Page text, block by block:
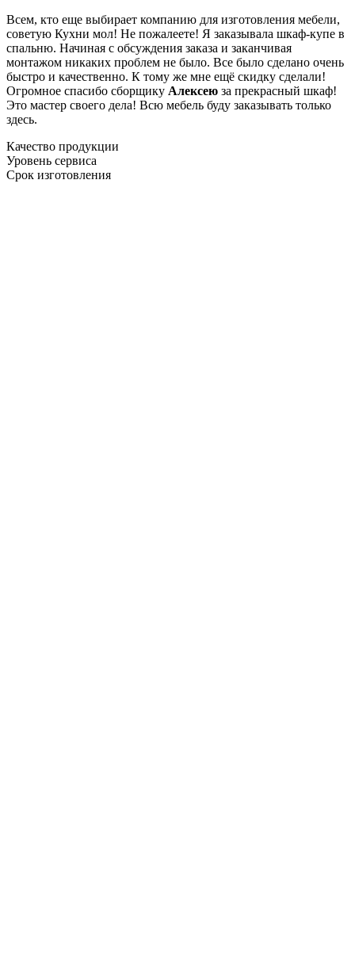
Всем, кто еще выбирает компанию для изготовления мебели,
советую Кухни мол! Не пожалеете! Я заказывала шкаф-купе в
спальню. Начиная с обсуждения заказа и заканчивая
монтажом никаких проблем не было. Все было сделано очень
быстро и качественно. К тому же мне ещё скидку сделали!
Огромное спасибо сборщику Алексею за прекрасный шкаф!
Это мастер своего дела! Всю мебель буду заказывать только
здесь.
Качество продукции
Уровень сервиса
Срок изготовления